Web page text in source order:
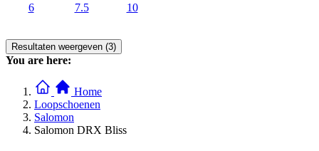
6 7.5 10
Resultaten weergeven (3)
You are here:
Home
Loopschoenen
Salomon
Salomon DRX Bliss